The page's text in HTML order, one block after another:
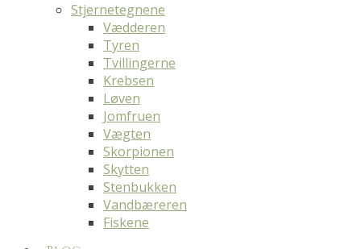
Stjernetegnene
Vædderen
Tyren
Tvillingerne
Krebsen
Løven
Jomfruen
Vægten
Skorpionen
Skytten
Stenbukken
Vandbæreren
Fiskene